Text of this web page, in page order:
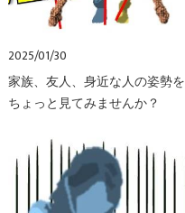
2025/01/30
家族、友人、身近な人の姿勢を
ちょっと見てみませんか？